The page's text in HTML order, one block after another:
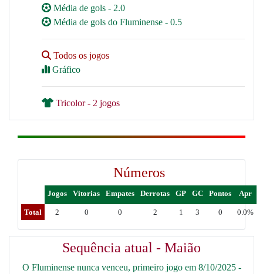
Média de gols - 2.0
Média de gols do Fluminense - 0.5
Todos os jogos
Gráfico
Tricolor - 2 jogos
Números
Jogos Vitorias Empates Derrotas GP GC Pontos Apr
Total 2 0 0 2 1 3 0 0.0%
Sequência atual - Maião
O Fluminense nunca venceu, primeiro jogo em 8/10/2025 -